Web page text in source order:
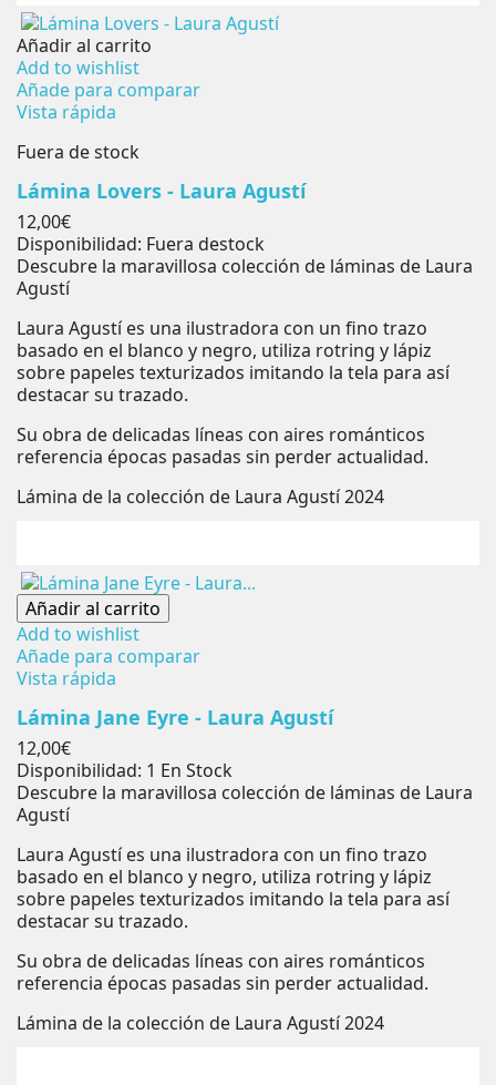
Añadir al carrito
Add to wishlist
Añade para comparar
Vista rápida
Fuera de stock
Lámina Lovers - Laura Agustí
Precio
12,00€
Disponibilidad: Fuera destock
Descubre la maravillosa colección de láminas de Laura
Agustí
Laura Agustí es una ilustradora con un fino trazo
basado en el blanco y negro, utiliza rotring y lápiz
sobre papeles texturizados imitando la tela para así
destacar su trazado.
Su obra de delicadas líneas con aires románticos
referencia épocas pasadas sin perder actualidad.
Lámina de la colección de Laura Agustí 2024
Añadir al carrito
Add to wishlist
Añade para comparar
Vista rápida
Lámina Jane Eyre - Laura Agustí
Precio
12,00€
Disponibilidad: 1 En Stock
Descubre la maravillosa colección de láminas de Laura
Agustí
Laura Agustí es una ilustradora con un fino trazo
basado en el blanco y negro, utiliza rotring y lápiz
sobre papeles texturizados imitando la tela para así
destacar su trazado.
Su obra de delicadas líneas con aires románticos
referencia épocas pasadas sin perder actualidad.
Lámina de la colección de Laura Agustí 2024